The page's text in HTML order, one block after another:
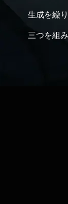
生成を繰
三つを組